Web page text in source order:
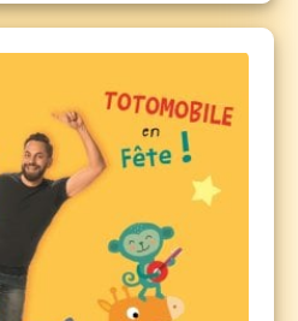
spécial bonne humeur
depuis ses 23 ans, Rémi a
carrière ! Avec un disque de
à son actif, il est l'artiste
petits.
en configuration assise. Les
les enfants à partir de 1 an.
la naissance à 11 mois, sont
un billet gratuit, un
à l'entrée).